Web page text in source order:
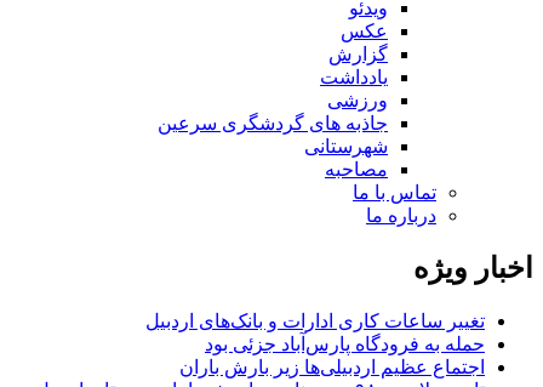
ویدئو
عکس
گزارش
یادداشت
ورزشی
جاذبه های گردشگری سرعین
شهرستانی
مصاحبه
تماس با ما
درباره ما
اخبار ویژه
تغییر ساعات کاری ادارات و بانک‌های اردبیل
حمله به فرودگاه پارس‌‌آباد جزئی بود
اجتماع عظیم اردبیلی‌ها زیر بارش باران